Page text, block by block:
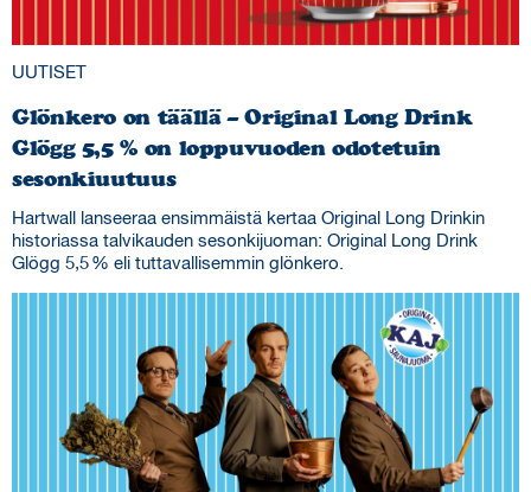
UUTISET
Glönkero on täällä – Original Long Drink
Glögg 5,5 % on loppuvuoden odotetuin
sesonkiuutuus
Hartwall lanseeraa ensimmäistä kertaa Original Long Drinkin
historiassa talvikauden sesonkijuoman: Original Long Drink
Glögg 5,5 % eli tuttavallisemmin glönkero.